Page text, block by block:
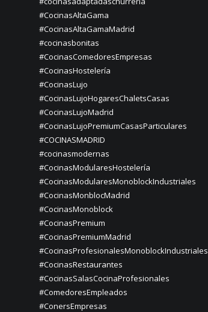
#CocinasAltaGama
#CocinasAltaGamaMadrid
#cocinasbonitas
#CocinasComedoresEmpresas
#CocinasHostelería
#CocinasLujo
#CocinasLujoHogaresChaletsCasas
#CocinasLujoMadrid
#CocinasLujoPremiumCasasParticulares
#COCINASMADRID
#cocinasmodernas
#CocinasModularesHostelería
#CocinasModularesMonoblockIndustriales
#CocinasMonblocMadrid
#CocinasMonoblock
#CocinasPremium
#CocinasPremiumMadrid
#CocinasProfesionalesMonoblockIndustriales
#CocinasRestaurantes
#CocinasSalasCocinaProfesionales
#ComedoresEmpleados
#ConersEmpresas